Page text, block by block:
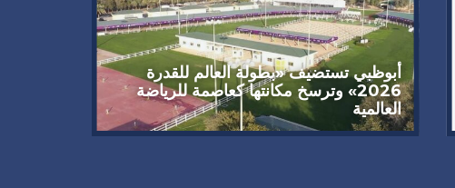
أبوظبي تستضيف «بطولة العالم للقدرة
2026» وترسخ مكانتها كعاصمة للرياضة
العالمية